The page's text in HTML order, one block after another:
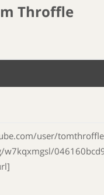
Throffle
user/